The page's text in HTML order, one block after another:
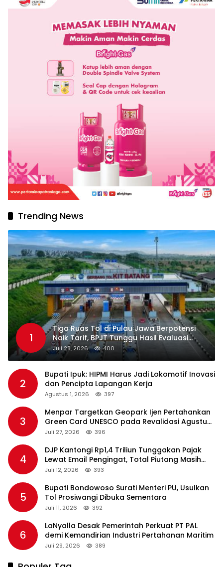
Trending News
1
Tiga Ruas Tol di Pulau Jawa Berpotensi
Naik Tarif, BPJT Tunggu Hasil Evaluasi
Standar Pelayanan
Juli 28, 2026 400
2
Bupati Ipuk: HIPMI Harus Jadi Lokomotif Inovasi
dan Pencipta Lapangan Kerja
Agustus 1, 2026 397
3
Menpar Targetkan Geopark Ijen Pertahankan
Green Card UNESCO pada Revalidasi Agustus
2026
Juli 27, 2026 396
4
DJP Kantongi Rp1,4 Triliun Tunggakan Pajak
Lewat Email Pengingat, Total Piutang Masih
Rp36 Triliun
Juli 12, 2026 393
5
Bupati Bondowoso Surati Menteri PU, Usulkan
Tol Prosiwangi Dibuka Sementara
Juli 11, 2026 392
6
LaNyalla Desak Pemerintah Perkuat PT PAL
demi Kemandirian Industri Pertahanan Maritim
Juli 29, 2026 389